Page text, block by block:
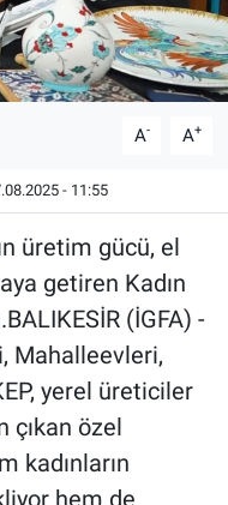
A- A+
- 11:55
üretim gücü, el
getiren Kadın
(İGFA) -
Mahalleevleri,
yerel üreticiler
çıkan özel
kadınların
hem de